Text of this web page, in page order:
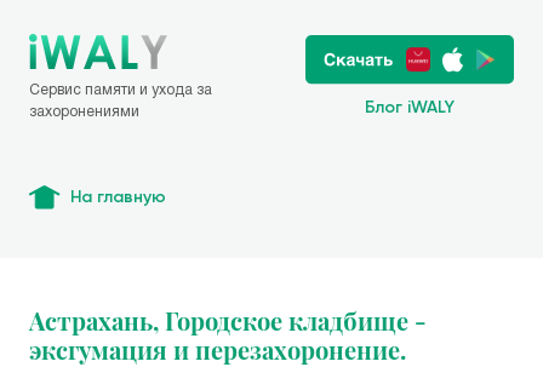
Сервис памяти и ухода за
захоронениями
Блог iWALY
На главную
Астрахань, Городское кладбище -
эксгумация и перезахоронение.